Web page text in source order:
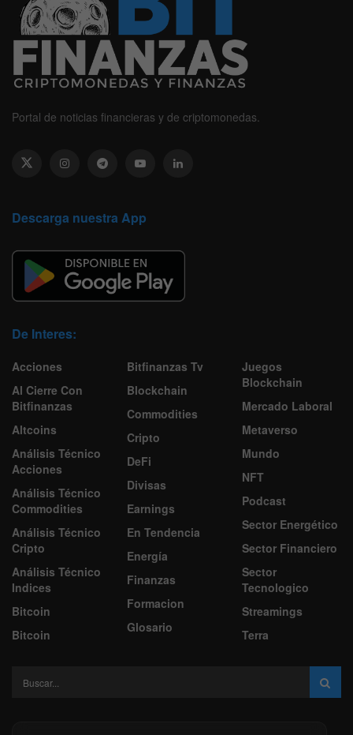
Portal de noticias financieras y de criptomonedas.
Descarga nuestra App
De Interes:
Acciones
Al Cierre Con
Bitfinanzas
Altcoins
Análisis Técnico
Acciones
Análisis Técnico
Commodities
Análisis Técnico
Cripto
Análisis Técnico
Indices
Bitcoin
Bitcoin
Bitfinanzas Tv
Blockchain
Commodities
Cripto
DeFi
Divisas
Earnings
En Tendencia
Energía
Finanzas
Formacion
Glosario
Juegos
Blockchain
Mercado Laboral
Metaverso
Mundo
NFT
Podcast
Sector Energético
Sector Financiero
Sector
Tecnologico
Streamings
Terra